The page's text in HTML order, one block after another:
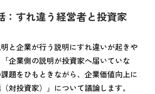
：すれ違う経営者と投資家
と企業が行う説明にすれ違いが起きや
企業側の説明が投資家へ届いていな
題をひもときながら、企業価値向上に
対投資家）」について議論します。